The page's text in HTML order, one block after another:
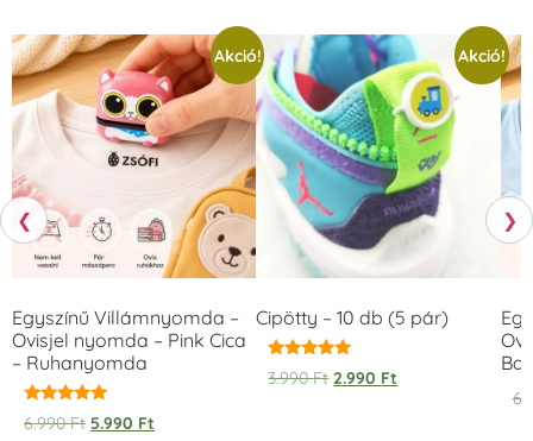
❮
Akció!
Egyszínű Villámnyomda –
Ovisjel nyomda – Pink Cica
– Ruhanyomda
Értékelés:
5.00
6.990Ft 5.990 Ft
Akció!
Cipötty – 10 db (5 pár)
Értékelés:
5.00
3.990Ft 2.990 Ft
❯